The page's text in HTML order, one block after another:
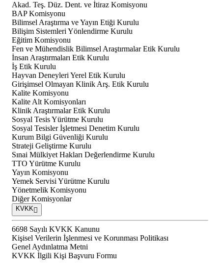
Akad. Teş. Düz. Dent. ve İtiraz Komisyonu
BAP Komisyonu
Bilimsel Araştırma ve Yayın Etiği Kurulu
Bilişim Sistemleri Yönlendirme Kurulu
Eğitim Komisyonu
Fen ve Mühendislik Bilimsel Araştırmalar Etik Kurulu
İnsan Araştırmaları Etik Kurulu
İş Etik Kurulu
Hayvan Deneyleri Yerel Etik Kurulu
Girişimsel Olmayan Klinik Arş. Etik Kurulu
Kalite Komisyonu
Kalite Alt Komisyonları
Klinik Araştırmalar Etik Kurulu
Sosyal Tesis Yürütme Kurulu
Sosyal Tesisler İşletmesi Denetim Kurulu
Kurum Bilgi Güvenliği Kurulu
Strateji Geliştirme Kurulu
Sınai Mülkiyet Hakları Değerlendirme Kurulu
TTO Yürütme Kurulu
Yayın Komisyonu
Yemek Servisi Yürütme Kurulu
Yönetmelik Komisyonu
Diğer Komisyonlar
KVKK
6698 Sayılı KVKK Kanunu
Kişisel Verilerin İşlenmesi ve Korunması Politikası
Genel Aydınlatma Metni
KVKK İlgili Kişi Başvuru Formu